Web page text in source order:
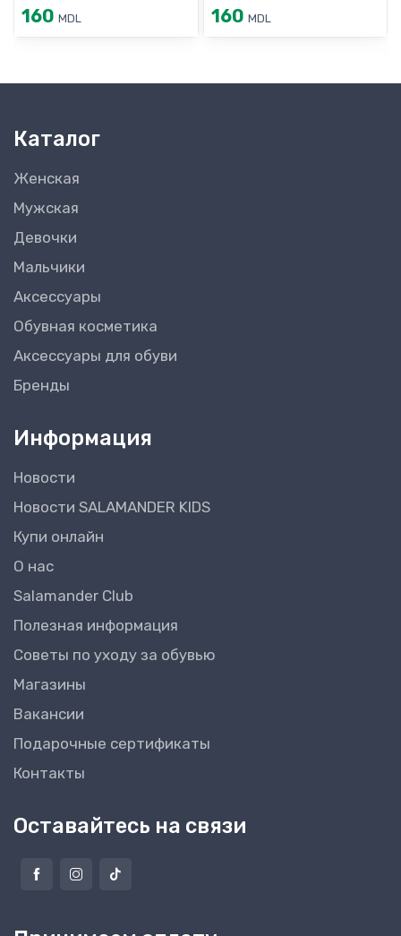
160 MDL 160 MDL
Каталог
Женская
Мужская
Девочки
Мальчики
Аксессуары
Обувная косметика
Аксессуары для обуви
Бренды
Информация
Новости
Новости SALAMANDER KIDS
Купи онлайн
О нас
Salamander Club
Полезная информация
Советы по уходу за обувью
Магазины
Вакансии
Подарочные сертификаты
Контакты
Оставайтесь на связи